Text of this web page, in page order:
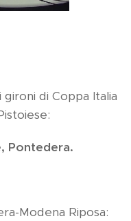
di Coppa Italia
Pontedera.
Modena Riposa: